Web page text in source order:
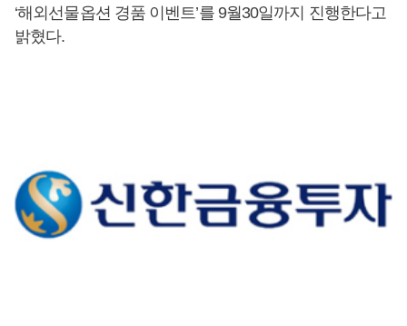
‘해외선물옵션 경품 이벤트’를 9월30일까지 진행한다고
밝혔다.